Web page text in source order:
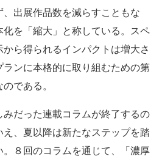
出展作品数を減らすこともな
を「縮大」と称している。スペ
ら得られるインパクトは増大さ
ンに本格的に取り組むための第
である。
だった連載コラムが終了するの
、夏以降は新たなステップを踏
８回のコラムを通じて、「濃厚